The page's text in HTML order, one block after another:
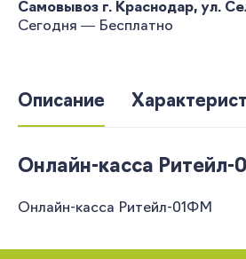
Самовывоз г. Краснодар, ул.
Сегодня — Бесплатно
Описание
Онлайн-касса
Онлайн-касса Ритейл-01ФМ